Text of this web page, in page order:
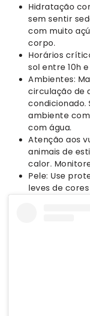
Hidratação
sem sentir
com muito
corpo.
Horários
sol entre 10h e
Ambientes:
circulação de
condicionado.
ambiente
com água.
Atenção aos
animais de
calor.
Pele: Use
leves de